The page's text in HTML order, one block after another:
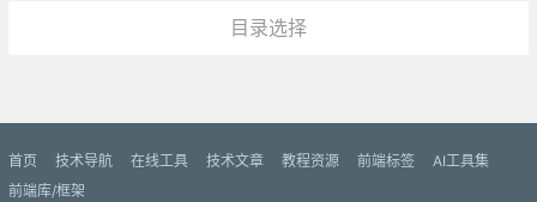
目录选择
首页 技术导航 在线工具 技术文章 教程资源 前端标签
AI工具集
前端库/框架